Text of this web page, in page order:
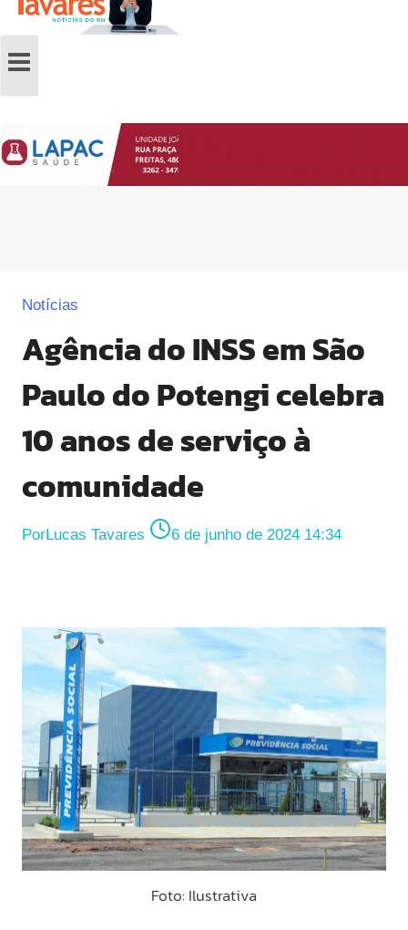
Notícias
Agência do INSS em São
Paulo do Potengi celebra
10 anos de serviço à
comunidade
PorLucas Tavares 6 de junho de 2024 14:34
Foto: Ilustrativa